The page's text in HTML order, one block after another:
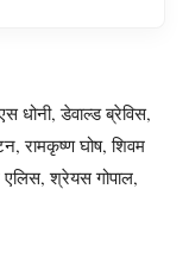
धोनी, डेवाल्ड ब्रेविस,
रामकृष्ण घोष, शिवम
श्रेयस गोपाल,